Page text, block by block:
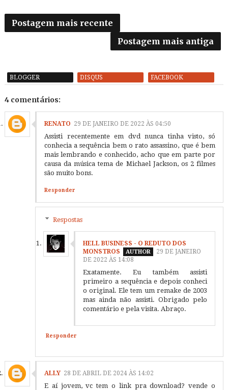
Postagem mais recente
Postagem mais antiga
BLOGGER DISQUS FACEBOOK
4 comentários:
RENATO 29 DE JANEIRO DE 2022 ÀS 04:50
Assisti recentemente em dvd nunca tinha visto, só
conhecia a sequência bem o rato assassino, que é bem
mais lembrando e conhecido, acho que em parte por
causa da música tema de Michael Jackson, os 2 filmes
são muito bons.
Responder
Respostas
HELL BUSINESS - O REDUTO DOS
MONSTROS
29 DE JANEIRO
DE 2022 ÀS 14:08
Exatamente. Eu também assisti
primeiro a sequência e depois conheci
o original. Ele tem um remake de 2003
mas ainda não assisti. Obrigado pelo
comentário e pela visita. Abraço.
Responder
ALLY 28 DE ABRIL DE 2024 ÀS 14:02
E aí jovem, vc tem o link pra download? vende o